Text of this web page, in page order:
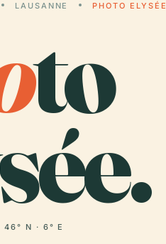
LAUSANNE PHOTO ELYSÉE
to
46° N · 6° E